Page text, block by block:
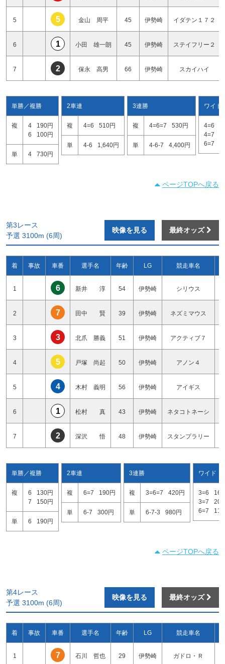
5 5 金山 周平 45 伊勢崎 イダテン１７２
6 1 小田 雄一朗 45 伊勢崎 ステイフリー２
7 2 保永 高男 66 伊勢崎 スカイハイ
単勝／複勝
複 4
190円
6
100円
単 4 730円
2車連
複 4=6 510円
単 4-6 1,640円
3連勝
複 4=6=7 530円
単 4-6-7 4,400円
ワイド
4=6
4=7
6=7
ページTOPへ戻る
第3レース
予選 3100m (6周)
映像を見る 最終オッズ
着 事故 車番 選手名 年齢 LG 競走車名
1 6 新井 淳 54 伊勢崎 シリウス
2 7 田中 賢 39 伊勢崎 ネズミマウス
3 3 北爪 勝義 51 伊勢崎 アクティブ７
4 5 戸塚 尚起 50 伊勢崎 アノン４
5 4 木村 義明 56 伊勢崎 アイギス
6 1 松村 真 43 伊勢崎 ネタコトネーシ
7 2 深沢 悟 48 伊勢崎 スタンプラリー
単勝／複勝
複 6
130円
7
150円
単 6 190円
2車連
複 6=7 190円
単 6-7 300円
3連勝
複 3=6=7 420円
単 6-7-3 980円
ワイド
3=6
3=7
6=7
ページTOPへ戻る
第4レース
予選 3100m (6周)
映像を見る 最終オッズ
着 事故 車番 選手名 年齢 LG 競走車名
1 7 石川 哲也 29 伊勢崎 ガドロ・Ｒ